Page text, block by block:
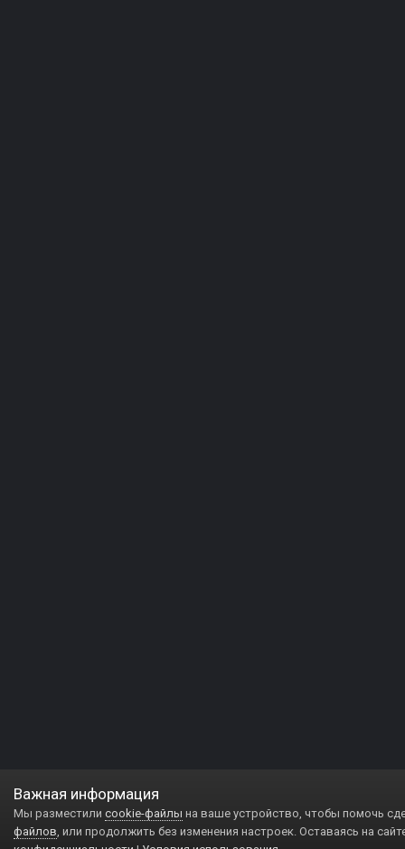
Важная информация
Мы разместили cookie-файлы на ваше устройство, чтобы помочь
файлов, или продолжить без изменения настроек. Оставаясь на